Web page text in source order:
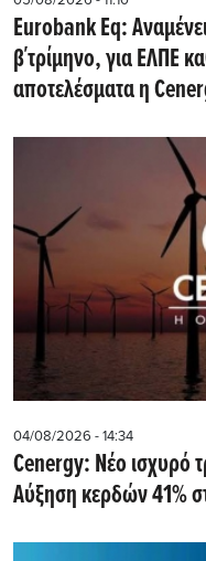
Eurobank Eq:
β΄τρίμηνο, για ΕΛΠΕ
αποτελέσματα η
04/08/2026 - 14:34
Cenergy: Νέο ισχυρό
Αύξηση κερδών 41%